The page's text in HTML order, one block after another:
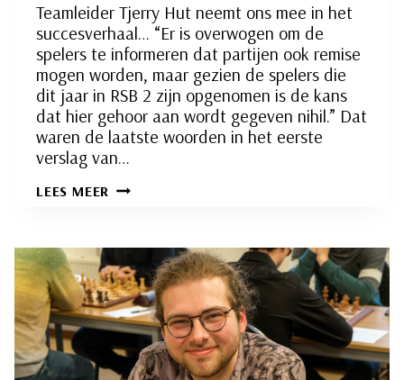
Teamleider Tjerry Hut neemt ons mee in het
succesverhaal… “Er is overwogen om de
spelers te informeren dat partijen ook remise
mogen worden, maar gezien de spelers die
dit jaar in RSB 2 zijn opgenomen is de kans
dat hier gehoor aan wordt gegeven nihil.” Dat
waren de laatste woorden in het eerste
verslag van…
LEES MEER SLIEDRECHT
KOPPOSITIE